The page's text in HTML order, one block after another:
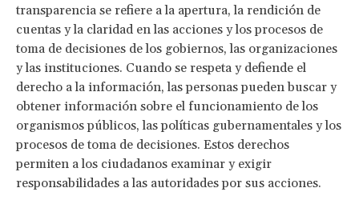
transparencia se refiere a la apertura, la rendición de
cuentas y la claridad en las acciones y los procesos de
toma de decisiones de los gobiernos, las organizaciones
y las instituciones. Cuando se respeta y defiende el
derecho a la información, las personas pueden buscar y
obtener información sobre el funcionamiento de los
organismos públicos, las políticas gubernamentales y los
procesos de toma de decisiones. Estos derechos
permiten a los ciudadanos examinar y exigir
responsabilidades a las autoridades por sus acciones.